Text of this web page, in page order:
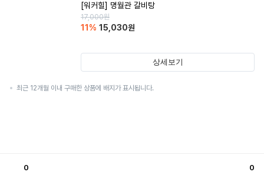
[워커힐] 명월관 갈비탕
17,000원
11 % 15,030원
상세보기
최근 12개월 이내 구매한 상품에 배지가 표시됩니다.
0 0